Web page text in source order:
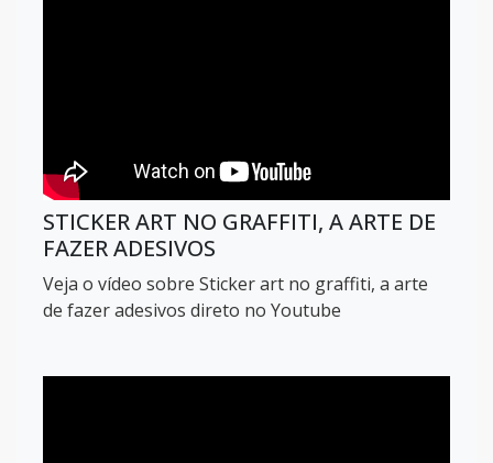
STICKER ART NO GRAFFITI, A ARTE DE
FAZER ADESIVOS
Veja o vídeo sobre Sticker art no graffiti, a arte
de fazer adesivos direto no Youtube